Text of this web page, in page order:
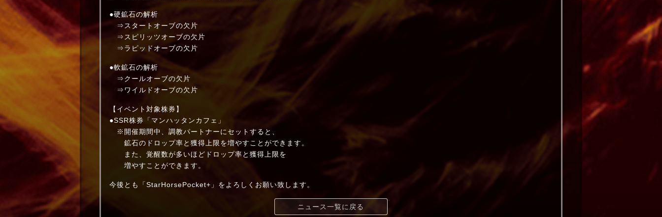
●硬鉱石の解析
⇒スタートオーブの欠片
⇒スピリッツオーブの欠片
⇒ラピッドオーブの欠片
●軟鉱石の解析
⇒クールオーブの欠片
⇒ワイルドオーブの欠片
【イベント対象株券】
●SSR株券「マンハッタンカフェ」
※開催期間中、調教パートナーにセットすると、
鉱石のドロップ率と獲得上限を増やすことができます。
また、覚醒数が多いほどドロップ率と獲得上限を
増やすことができます。
今後とも「StarHorsePocket+」をよろしくお願い致します。
ニュース一覧に戻る